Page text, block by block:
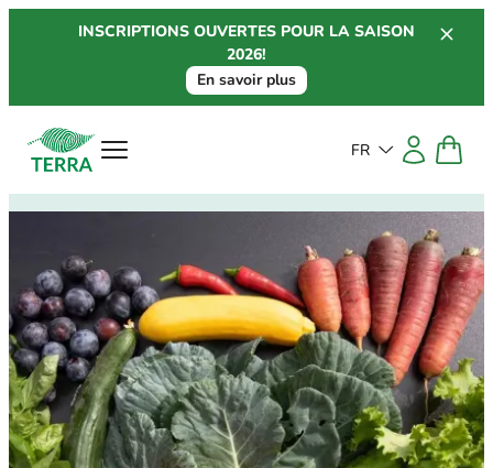
INSCRIPTIONS OUVERTES POUR LA SAISON
2026!
En savoir plus
FR